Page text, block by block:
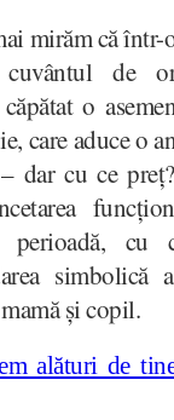
mirăm că într-
de
o
care aduce o
dar cu ce
cu
și copil.